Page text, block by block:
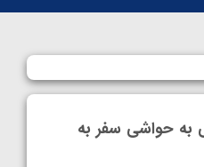
به حواشی سفر به